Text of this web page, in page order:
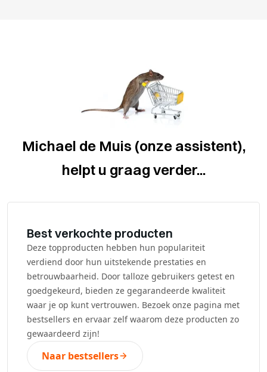
Michael de Muis (onze assistent),
helpt u graag verder...
Best verkochte producten
Deze topproducten hebben hun populariteit
verdiend door hun uitstekende prestaties en
betrouwbaarheid. Door talloze gebruikers getest en
goedgekeurd, bieden ze gegarandeerde kwaliteit
waar je op kunt vertrouwen. Bezoek onze pagina met
bestsellers en ervaar zelf waarom deze producten zo
gewaardeerd zijn!
Naar bestsellers